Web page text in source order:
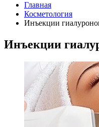
Главная
Косметология
Инъекции
Инъекции